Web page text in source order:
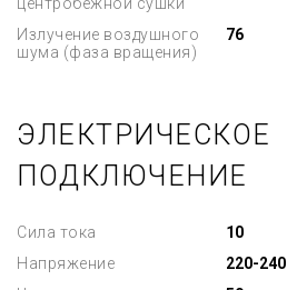
Излучение воздушного
шума (фаза вращения)
76
ЭЛЕКТРИЧЕСКОЕ
ПОДКЛЮЧЕНИЕ
Сила тока
10
Напряжение
220-240